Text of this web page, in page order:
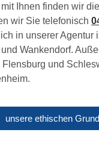
Ihnen finden wir
wir Sie telefonisch
in unserer Agentur
Wankendorf.
und
unsere ethischen